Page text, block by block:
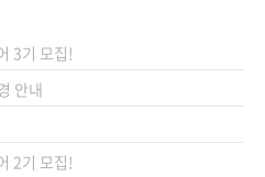
정도
마케팅
상황?
황에서
력의 투
정 이것
3기 모집!
안내
2기 모집!